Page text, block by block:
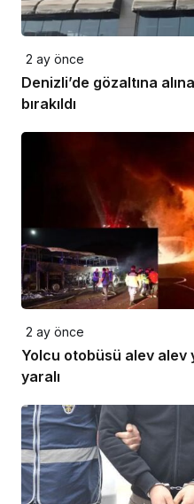
2 ay önce
Denizli’de gözaltına
bırakıldı
2 ay önce
Yolcu otobüsü alev alev
yaralı